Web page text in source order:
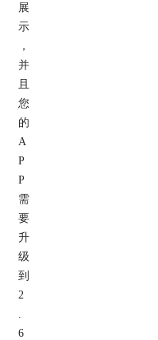
展
示
，
并
且
您
的
A
P
P
需
要
升
级
到
2
6